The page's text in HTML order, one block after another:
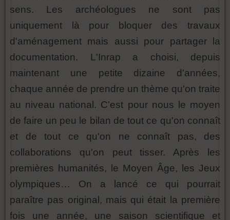
sens. Les archéologues ne sont pas
uniquement là pour bloquer des travaux
d'aménagement mais aussi pour partager la
documentation. L'Inrap a choisi, depuis
maintenant une petite dizaine d'années,
chaque année de prendre un thème qu'on traite
au niveau national. C'est pour nous le moyen
de faire un peu le bilan de tout ce qu'on connaît
et de tout ce qu'on ne connaît pas, des
collaborations qu'on peut tisser. Après les
premières humanités, le Moyen Âge, les Jeux
olympiques… On a lancé ce qui pourrait
paraître pas original, mais qui était la première
fois une année, une saison scientifique et